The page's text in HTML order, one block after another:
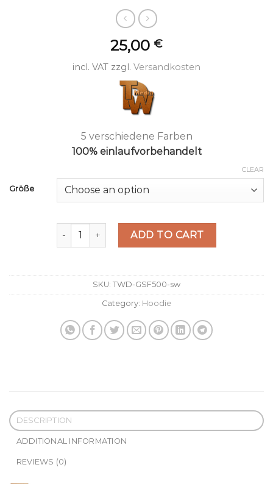
25,00 €
incl. VAT zzgl. Versandkosten
5 verschiedene Farben
100% einlaufvorbehandelt
Größe
CLEAR
Hoodie schwarz quantityADD TO CART
SKU: TWD-GSF500-sw
Category: Hoodie
DESCRIPTION
ADDITIONAL INFORMATION
REVIEWS (0)